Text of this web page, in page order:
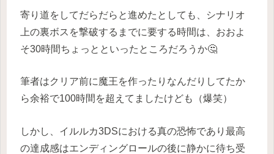
寄り道をしてだらだらと進めたとしても、シナリオ
上の裏ボスを撃破するまでに要する時間は、おおよ
そ30時間ちょっとといったところだろうか🤔
筆者はクリア前に魔王を作ったりなんだりしてたか
ら余裕で100時間を超えてましたけども（爆笑）
しかし、イルルカ3DSにおける真の恐怖であり最高
の達成感はエンディングロールの後に静かに待ち受